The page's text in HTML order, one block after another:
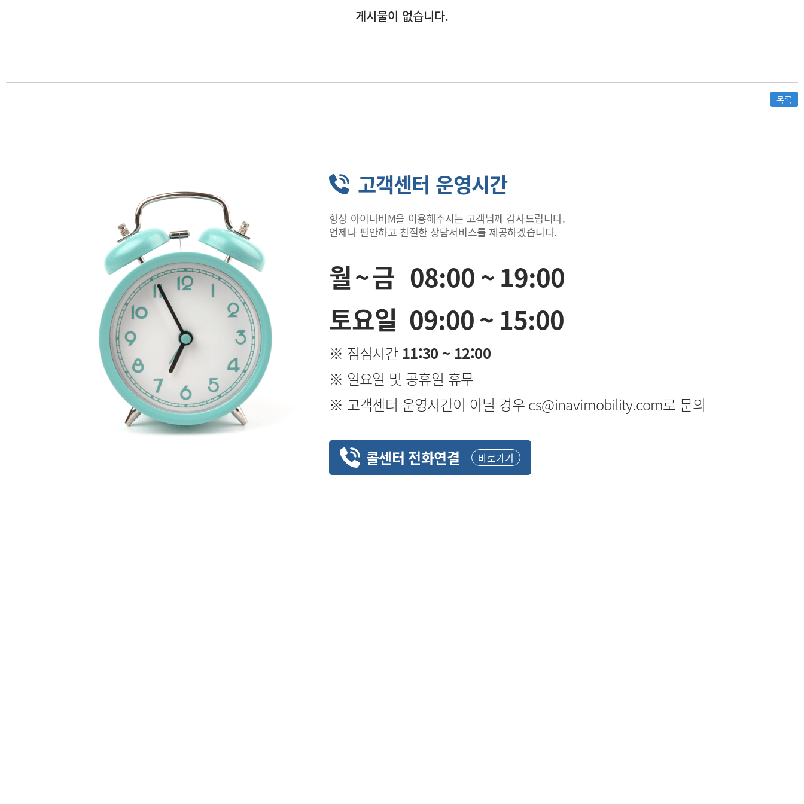
게시물이 없습니다.
목록
고객센터 운영시간
항상 아이나비M을 이용해주시는 고객님께 감사드립니다.
언제나 편안하고 친절한 상담서비스를 제공하겠습니다.
월~금 08:00 ~ 19:00
토요일 09:00 ~ 15:00
※ 점심시간 11:30 ~ 12:00
※ 일요일 및 공휴일 휴무
※ 고객센터 운영시간이 아닐 경우 cs@inavimobility.com로 문의
콜센터 전화연결 바로가기